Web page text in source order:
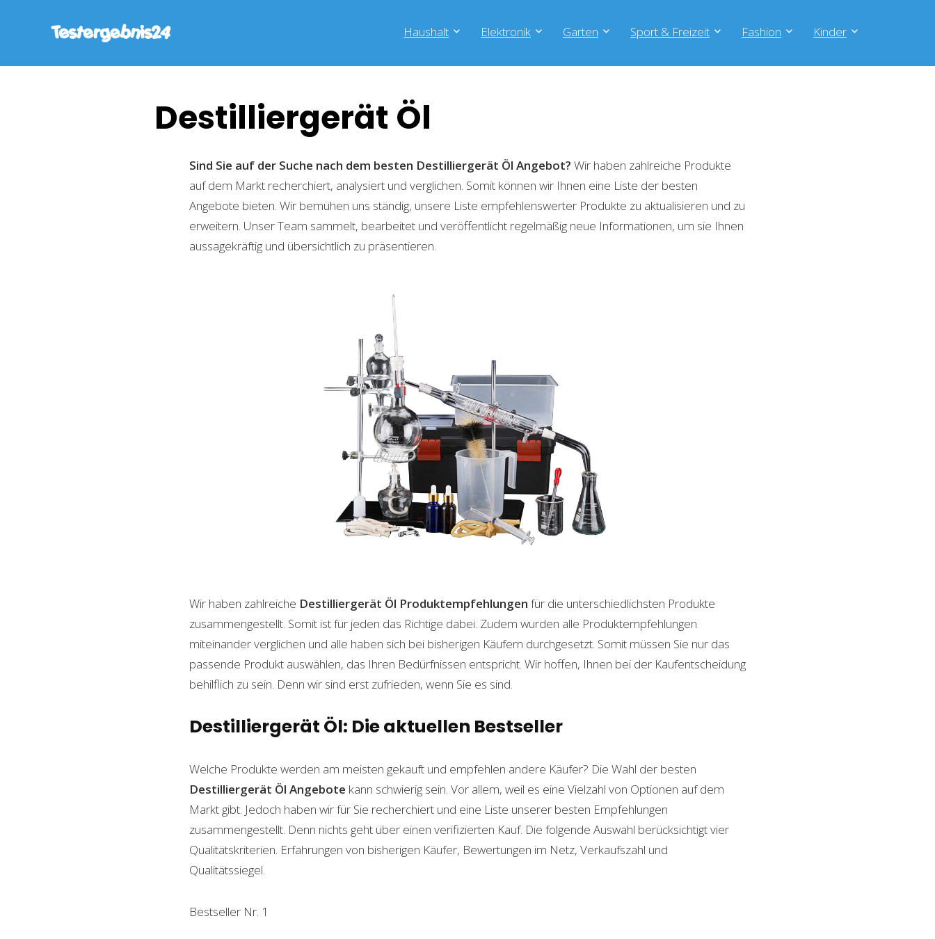
Haushalt Elektronik Garten Sport & Freizeit Fashion Kinder
Destilliergerät Öl
Sind Sie auf der Suche nach dem besten Destilliergerät Öl Angebot? Wir haben zahlreiche Produkte
auf dem Markt recherchiert, analysiert und verglichen. Somit können wir Ihnen eine Liste der besten
Angebote bieten. Wir bemühen uns ständig, unsere Liste empfehlenswerter Produkte zu aktualisieren und zu
erweitern. Unser Team sammelt, bearbeitet und veröffentlicht regelmäßig neue Informationen, um sie Ihnen
aussagekräftig und übersichtlich zu präsentieren.
Wir haben zahlreiche Destilliergerät Öl Produktempfehlungen für die unterschiedlichsten Produkte
zusammengestellt. Somit ist für jeden das Richtige dabei. Zudem wurden alle Produktempfehlungen
miteinander verglichen und alle haben sich bei bisherigen Käufern durchgesetzt. Somit müssen Sie nur das
passende Produkt auswählen, das Ihren Bedürfnissen entspricht. Wir hoffen, Ihnen bei der Kaufentscheidung
behilflich zu sein. Denn wir sind erst zufrieden, wenn Sie es sind.
Destilliergerät Öl: Die aktuellen Bestseller
Welche Produkte werden am meisten gekauft und empfehlen andere Käufer? Die Wahl der besten
Destilliergerät Öl Angebote kann schwierig sein. Vor allem, weil es eine Vielzahl von Optionen auf dem
Markt gibt. Jedoch haben wir für Sie recherchiert und eine Liste unserer besten Empfehlungen
zusammengestellt. Denn nichts geht über einen verifizierten Kauf. Die folgende Auswahl berücksichtigt vier
Qualitätskriterien. Erfahrungen von bisherigen Käufer, Bewertungen im Netz, Verkaufszahl und
Qualitätssiegel.
Bestseller Nr. 1